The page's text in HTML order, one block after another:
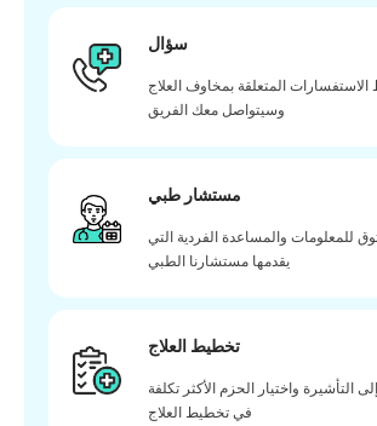
سؤال
المتعلقة بمخاوف العلاج
وسيتواصل معك الفريق
مستشار طبي
للمعلومات والمساعدة الفردية التي
يقدمها مستشارنا الطبي
تخطيط العلاج
التأشيرة واختيار الحزم الأكثر تكلفة
في تخطيط العلاج